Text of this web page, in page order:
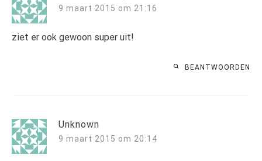
9 maart 2015 om 21:16
ziet er ook gewoon super uit!
BEANTWOORDEN
Unknown
9 maart 2015 om 20:14